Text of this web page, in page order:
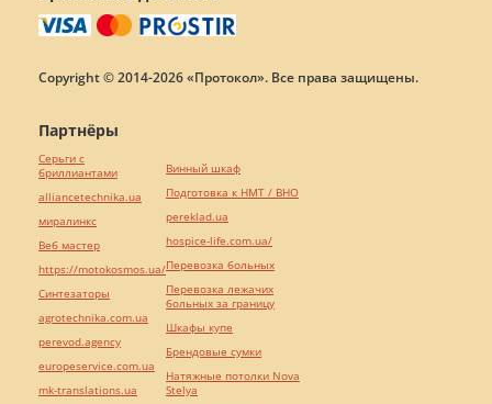
Copyright © 2014-2026 «Протокол». Все права защищены.
Партнёры
Серьги с
бриллиантами
alliancetechnika.ua
миралинкс
Веб мастер
https://motokosmos.ua/
Синтезаторы
agrotechnika.com.ua
perevod.agency
europeservice.com.ua
mk-translations.ua
Винный шкаф
Подготовка к НМТ / ВНО
pereklad.ua
hospice-life.com.ua/
Перевозка больных
Перевозка лежачих
больных за границу
Шкафы купе
Брендовые сумки
Натяжные потолки Nova
Stelya